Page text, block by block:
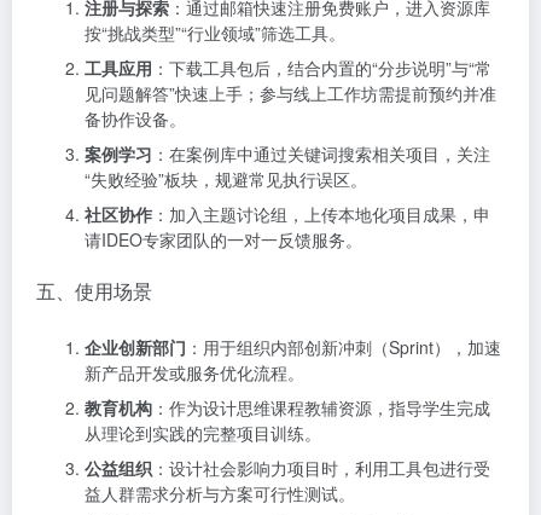
注册与探索 ：通过邮箱快速注册免费账户，进入资源库
按“挑战类型”“行业领域”筛选工具。
工具应用 ：下载工具包后，结合内置的“分步说明”与“常
见问题解答”快速上手；参与线上工作坊需提前预约并准
备协作设备。
案例学习 ：在案例库中通过关键词搜索相关项目，关注
“失败经验”板块，规避常见执行误区。
社区协作 ：加入主题讨论组，上传本地化项目成果，申
请IDEO专家团队的一对一反馈服务。
五、使用场景
企业创新部门 ：用于组织内部创新冲刺（Sprint），加速
新产品开发或服务优化流程。
教育机构 ：作为设计思维课程教辅资源，指导学生完成
从理论到实践的完整项目训练。
公益组织 ：设计社会影响力项目时，利用工具包进行受
益人群需求分析与方案可行性测试。